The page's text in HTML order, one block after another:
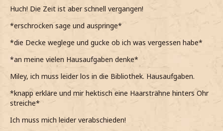
Huch! Die Zeit ist aber schnell vergangen!
*erschrocken sage und auspringe*
*die Decke weglege und gucke ob ich was vergessen habe*
*an meine vielen Hausaufgaben denke*
Miley, ich muss leider los in die Bibliothek. Hausaufgaben.
*knapp erkläre und mir hektisch eine Haarsträhne hinters Ohr
streiche*
Ich muss mich leider verabschieden!